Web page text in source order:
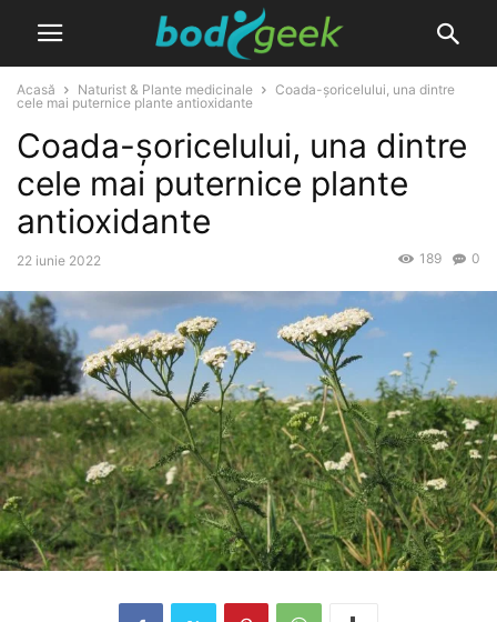
Acasă Naturist & Plante medicinale
Coada-șoricelului, una dintre
cele mai puternice plante antioxidante
Coada-șoricelului, una dintre
cele mai puternice plante
antioxidante
22 iunie 2022 0
189